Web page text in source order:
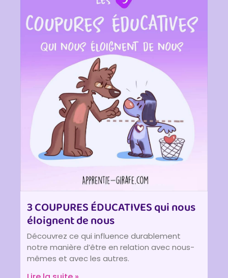
3 COUPURES ÉDUCATIVES qui nous
éloignent de nous
Découvrez ce qui influence durablement
notre manière d’être en relation avec nous-
mêmes et avec les autres.